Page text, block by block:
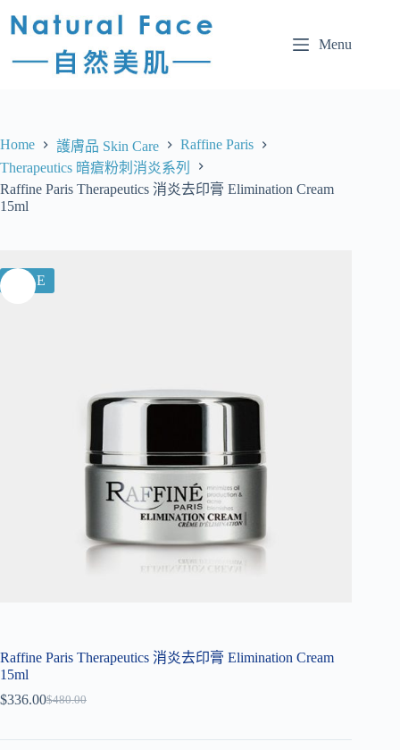
Menu
Home 護膚品 Skin Care
Raffine Paris
Therapeutics 暗瘡粉刺消炎系列
Raffine Paris Therapeutics 消炎去印膏 Elimination Cream
15ml
SALE
Raffine Paris Therapeutics 消炎去印膏 Elimination Cream
15ml
$480.00
$336.00